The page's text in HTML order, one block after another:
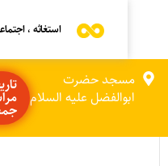
استغاثه ،
مسجد حضرت
ابوالفضل علیه السلام
تاریخ
مراسم
جمعه 9 مرداد